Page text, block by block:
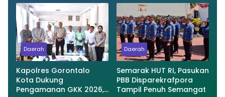
Listrik
Daerah
Kapolres Gorontalo
Kota Dukung
Pengamanan GKK 2026,
Daerah
Semarak HUT RI, Pasukan
PBB Disparekrafpora
Tampil Penuh Semangat